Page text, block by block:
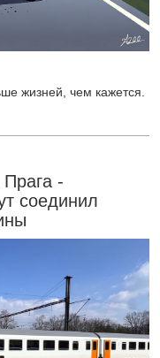
жизней, чем кажется.
-
соединил